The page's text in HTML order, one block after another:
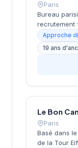
Paris
Bureau
recrutement
conseil en
recrutement
coaching et
Monceau
Approche
19 ans
Le Bon
Paris
Basé dans
de la Tour